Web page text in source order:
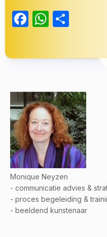
Facebook
Monique Neyzen
- communicatie advies &
- proces begeleiding &
- beeldend kunstenaar